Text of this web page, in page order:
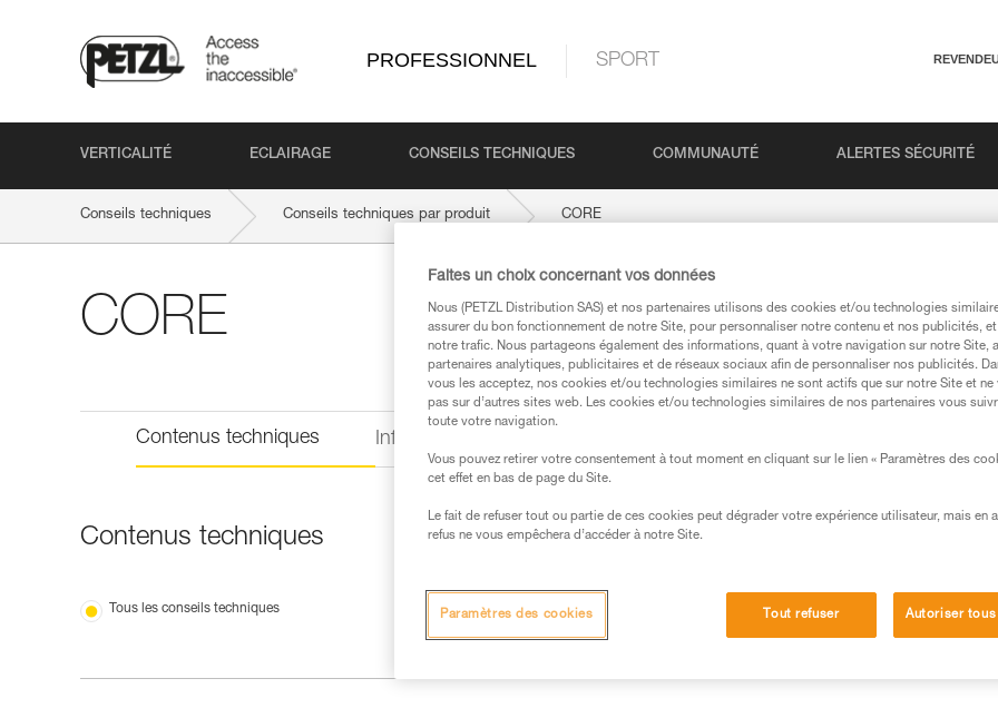
PROFESSIONNEL SPORT
VERTICALITÉ ECLAIRAGE CONSEILS TECHNIQUES COMMUNAUTÉ ALERTES SÉCURITÉ
Conseils techniques Conseils techniques par produit CORE
CORE
Contenus techniques Informations techniques
Contenus techniques
Tous les conseils techniques
Faites un choix concernant vos données
Nous (PETZL Distribution SAS) et nos partenaires utilisons des cookies et/ou technologies
assurer du bon fonctionnement de notre Site, pour personnaliser notre contenu et nos publicités,
notre trafic. Nous partageons également des informations, quant à votre navigation sur notre Site,
partenaires analytiques, publicitaires et de réseaux sociaux afin de personnaliser nos publicités.
vous les acceptez, nos cookies et/ou technologies similaires ne sont actifs que sur notre Site et ne
pas sur d’autres sites web. Les cookies et/ou technologies similaires de nos partenaires vous
toute votre navigation.
Vous pouvez retirer votre consentement à tout moment en cliquant sur le lien « Paramètres des
cet effet en bas de page du Site.
Le fait de refuser tout ou partie de ces cookies peut dégrader votre expérience utilisateur, mais en
refus ne vous empêchera d’accéder à notre Site.
Tout refuser Autoriser
Paramètres des cookies